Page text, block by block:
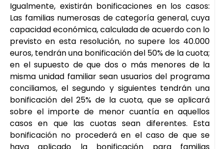
Igualmente, existirán bonificaciones en los casos:
Las familias numerosas de categoría general, cuya
capacidad económica, calculada de acuerdo con lo
previsto en esta resolución, no supere los 40.000
euros, tendrán una bonificación del 50% de la cuota;
en el supuesto de que dos o más menores de la
misma unidad familiar sean usuarios del programa
conciliamos, el segundo y siguientes tendrán una
bonificación del 25% de la cuota, que se aplicará
sobre el importe de menor cuantía en aquellos
casos en que las cuotas sean diferentes. Esta
bonificación no procederá en el caso de que se